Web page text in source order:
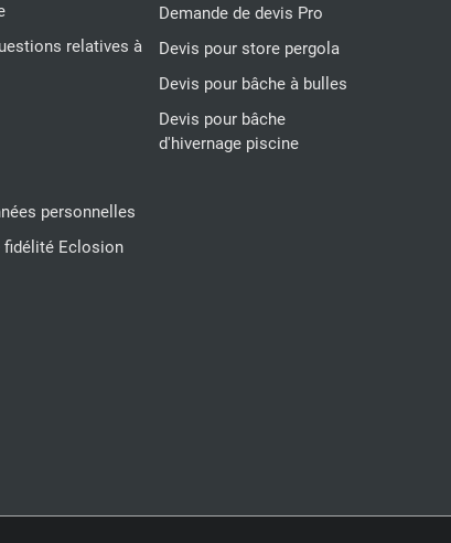
relatives à
personnelles
fidélité Eclosion
Demande de devis Pro
Devis pour store pergola
Devis pour bâche à bulles
Devis pour bâche
d'hivernage piscine